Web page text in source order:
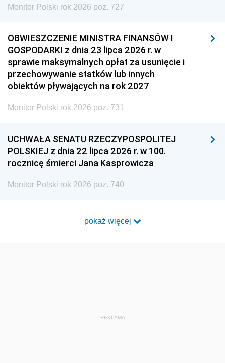
Monitor Polski rok 2026 poz. 727
OBWIESZCZENIE MINISTRA FINANSÓW I
GOSPODARKI z dnia 23 lipca 2026 r. w
sprawie maksymalnych opłat za usunięcie i
przechowywanie statków lub innych
obiektów pływających na rok 2027
Monitor Polski rok 2026 poz. 731
UCHWAŁA SENATU RZECZYPOSPOLITEJ
POLSKIEJ z dnia 22 lipca 2026 r. w 100.
rocznicę śmierci Jana Kasprowicza
Monitor Polski rok 2026 poz. 740
pokaż więcej
REKLAMA